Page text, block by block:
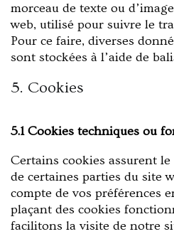
morceau de texte ou
web, utilisé pour suivre le
Pour ce faire, diverses
sont stockées à l’aide de
5. Cookies
5.1 Cookies techniques ou
Certains cookies assurent
de certaines parties du site
compte de vos préférences
plaçant des cookies
facilitons la visite de notre